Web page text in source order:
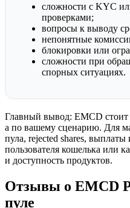
сложности с KYC
проверками;
вопросы к выводу
непонятные
блокировки или
сложности при
спорных ситуациях.
Главный вывод: EMCD стоит
а по вашему сценарию. Для
пула, rejected shares, выплаты
пользователя кошелька
и доступность продуктов.
Отзывы о EMCD
пуле